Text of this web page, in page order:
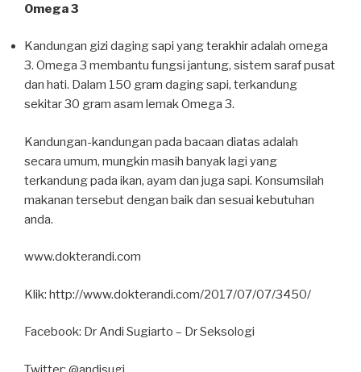
Omega 3
Kandungan gizi daging sapi yang terakhir adalah omega
3. Omega 3 membantu fungsi jantung, sistem saraf pusat
dan hati. Dalam 150 gram daging sapi, terkandung
sekitar 30 gram asam lemak Omega 3.
Kandungan-kandungan pada bacaan diatas adalah
secara umum, mungkin masih banyak lagi yang
terkandung pada ikan, ayam dan juga sapi. Konsumsilah
makanan tersebut dengan baik dan sesuai kebutuhan
anda.
www.dokterandi.com
Klik: http://www.dokterandi.com/2017/07/07/3450/
Facebook: Dr Andi Sugiarto – Dr Seksologi